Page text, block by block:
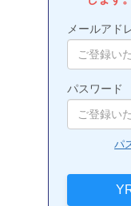
メールアド
パスワード
パ